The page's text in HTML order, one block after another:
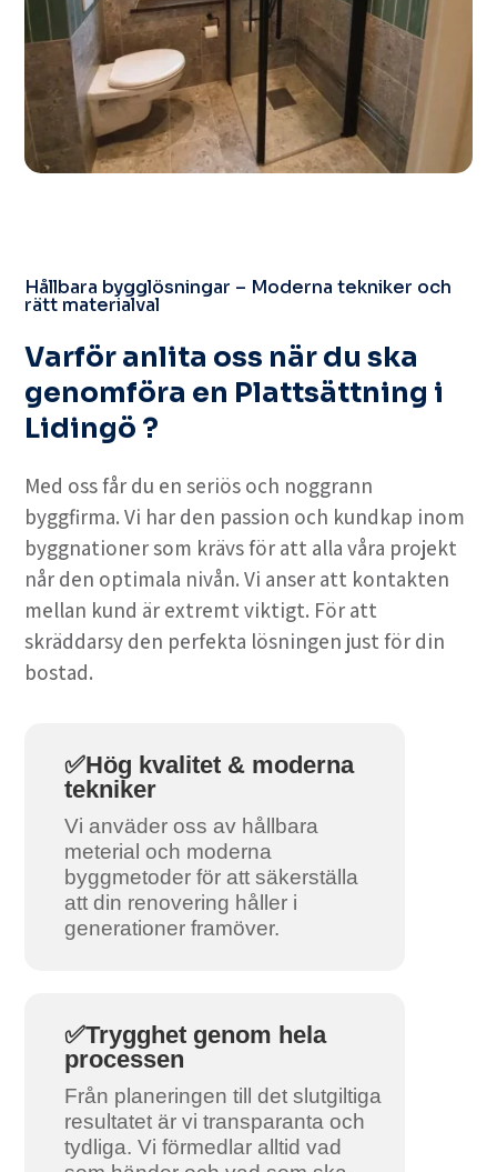
Hållbara bygglösningar – Moderna tekniker och
rätt materialval
Varför anlita oss när du ska
genomföra en Plattsättning i
Lidingö ?
Med oss får du en seriös och noggrann
byggfirma. Vi har den passion och kundkap inom
byggnationer som krävs för att alla våra projekt
når den optimala nivån. Vi anser att kontakten
mellan kund är extremt viktigt. För att
skräddarsy den perfekta lösningen just för din
bostad.
✅Hög kvalitet & moderna
tekniker
Vi anväder oss av hållbara
meterial och moderna
byggmetoder för att säkerställa
att din renovering håller i
generationer framöver.
✅Trygghet genom hela
processen
Från planeringen till det slutgiltiga
resultatet är vi transparanta och
tydliga. Vi förmedlar alltid vad